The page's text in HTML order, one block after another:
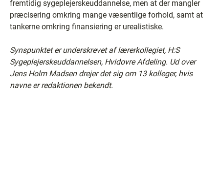
fremtidig sygeplejerskeuddannelse, men at der mangler
præcisering omkring mange væsentlige forhold, samt at
tankerne omkring finansiering er urealistiske.
Synspunktet er underskrevet af lærerkollegiet, H:S
Sygeplejerskeuddannelsen, Hvidovre Afdeling. Ud over
Jens Holm Madsen drejer det sig om 13 kolleger, hvis
navne er redaktionen bekendt.